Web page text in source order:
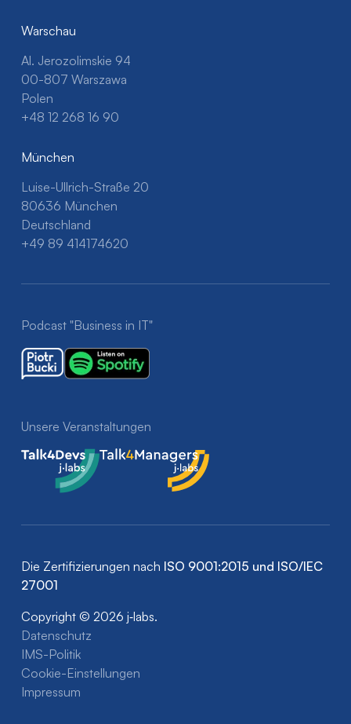
Warschau
Al. Jerozolimskie 94
00-807 Warszawa
Polen
+48 12 268 16 90
München
Luise-Ullrich-Straße 20
80636 München
Deutschland
+49 89 414174620
Podcast "Business in IT"
Unsere Veranstaltungen
Talk4Devs
Talk4Managers
Die Zertifizierungen nach ISO 9001:2015 und ISO/IEC
27001
Copyright © 2026 j‑labs.
Datenschutz
IMS-Politik
Cookie-Einstellungen
Impressum